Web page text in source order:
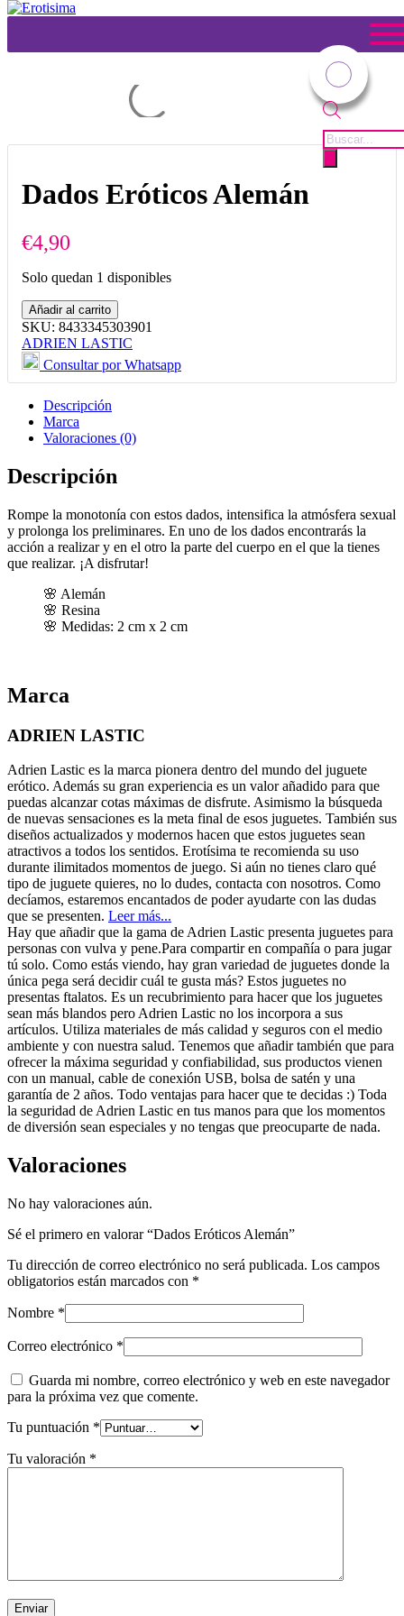
Tienda
Eróticos Alemán
Dados Eróticos Alemán
€4,90
Solo quedan 1 disponibles
Dados
Eróticos
Alemán
cantidad
Añadir al carrito
SKU: 8433345303901
ADRIEN LASTIC
Consultar por Whatsapp
Descripción
Marca
Valoraciones (0)
Descripción
Rompe la monotonía con estos dados, intensifica la atmósfera sexual
y prolonga los preliminares. En uno de los dados encontrarás la
acción a realizar y en el otro la parte del cuerpo en el que la tienes
que realizar. ¡A disfrutar!
Alemán
Resina
Medidas: 2 cm x 2 cm
Marca
ADRIEN LASTIC
Adrien Lastic es la marca pionera dentro del mundo del juguete
erótico. Además su gran experiencia es un valor añadido para que
puedas alcanzar cotas máximas de disfrute. Asimismo la búsqueda
de nuevas sensaciones es la meta final de esos juguetes. También sus
diseños actualizados y modernos hacen que estos juguetes sean
atractivos a todos los sentidos. Erotísima te recomienda su uso
durante ilimitados momentos de juego. Si aún no tienes claro qué
tipo de juguete quieres, no lo dudes, contacta con nosotros. Como
decíamos, estaremos encantados de poder ayudarte con las dudas
que se presenten. Leer más...
Hay que añadir que la gama de Adrien Lastic presenta juguetes para
personas con vulva y pene.Para compartir en compañía o para jugar
tú solo. Como estás viendo, hay gran variedad de juguetes donde la
única pega será decidir cuál te gusta más? Estos juguetes no
presentas ftalatos. Es un recubrimiento para hacer que los juguetes
sean más blandos pero Adrien Lastic no los incorpora a sus
artículos. Utiliza materiales de más calidad y seguros con el medio
ambiente y con nuestra salud. Tenemos que añadir también que para
ofrecer la máxima seguridad y confiabilidad, sus productos vienen
con un manual, cable de conexión USB, bolsa de satén y una
garantía de 2 años. Todo ventajas para hacer que te decidas :) Toda
la seguridad de Adrien Lastic en tus manos para que los momentos
de diversión sean especiales y no tengas que preocuparte de nada.
Valoraciones
No hay valoraciones aún.
Sé el primero en valorar “Dados Eróticos Alemán”
Tu dirección de correo electrónico no será publicada. Los campos
obligatorios están marcados con *
Nombre *
Correo electrónico *
Guarda mi nombre, correo electrónico y web en este navegador
para la próxima vez que comente.
Tu puntuación *
Tu valoración *
Búsqueda
de
productos